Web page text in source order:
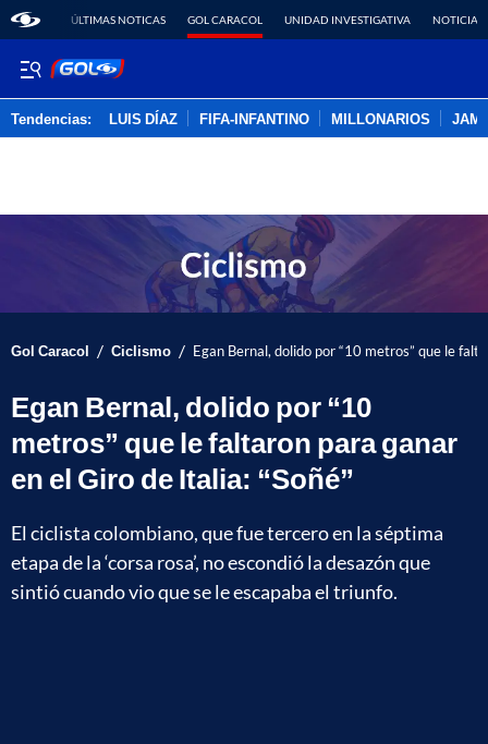
ÚLTIMAS NOTICAS GOL CARACOL UNIDAD INVESTIGATIVA NOTICIAS
Tendencias: LUIS DÍAZ FIFA-INFANTINO MILLONARIOS
Gol Caracol / Ciclismo / Egan Bernal, dolido por “10 metros” que le
Egan Bernal, dolido por “10
metros” que le faltaron para ganar
en el Giro de Italia: “Soñé”
El ciclista colombiano, que fue tercero en la séptima
etapa de la ‘corsa rosa’, no escondió la desazón que
sintió cuando vio que se le escapaba el triunfo.